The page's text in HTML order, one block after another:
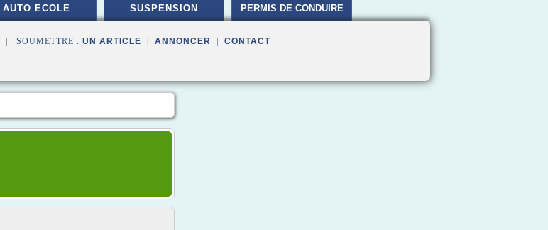
AUTO ECOLE SUSPENSION PERMIS DE CONDUIRE
| SOUMETTRE : UN ARTICLE ANNONCER CONTACT